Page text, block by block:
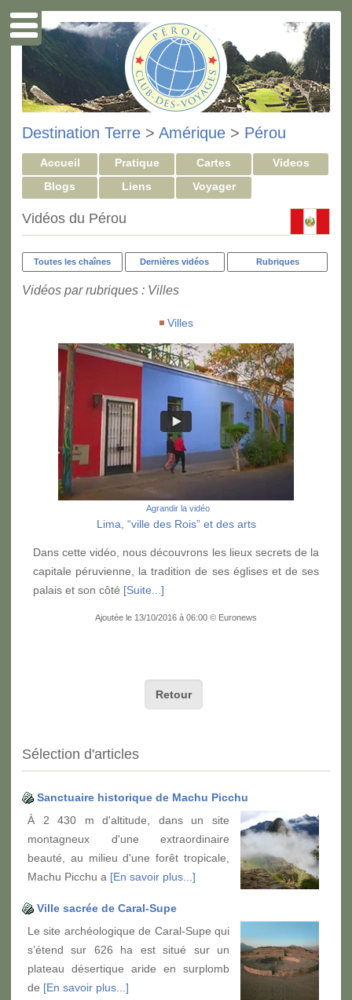
Destination Terre > Amérique > Pérou
Accueil Pratique Cartes
Videos
Blogs
Liens Voyager
Vidéos du Pérou
Toutes les chaînes Dernières vidéos Rubriques
Vidéos par rubriques : Villes
Villes
Agrandir la vidéo
Lima, “ville des Rois” et des arts
Dans cette vidéo, nous découvrons les lieux secrets de la
capitale péruvienne, la tradition de ses églises et de ses
palais et son côté [Suite...]
Ajoutée le 13/10/2016 à 06:00 © Euronews
Retour
Sélection d'articles
Sanctuaire historique de Machu Picchu
À 2 430 m d'altitude, dans un site
montagneux d'une extraordinaire
beauté, au milieu d'une forêt tropicale,
Machu Picchu a [En savoir plus...]
Ville sacrée de Caral-Supe
Le site archéologique de Caral-Supe qui
s’étend sur 626 ha est situé sur un
plateau désertique aride en surplomb
de [En savoir plus...]